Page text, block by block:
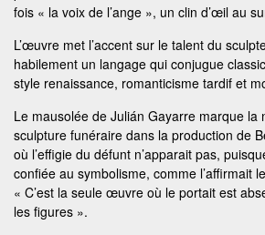
fois « la voix de l’ange », un clin d’œil au
L’œuvre met l’accent sur le talent du
habilement un langage qui conjugue
style renaissance, romanticisme tardif et
Le mausolée de Julián Gayarre marque la
sculpture funéraire dans la production de
où l’effigie du défunt n’apparait pas,
confiée au symbolisme, comme l’affirmait
« C’est la seule œuvre où le portait est
les figures ».